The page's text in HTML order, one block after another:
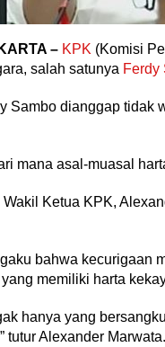
– KPK (Komisi
salah satunya Ferdy
Sambo dianggap tidak
mana asal-muasal
Ketua KPK,
bahwa kecurigaan
memiliki harta
hanya yang
tutur Alexander Marwata.